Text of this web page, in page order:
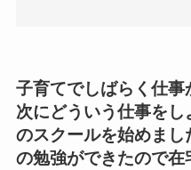
子育てでしばらく仕
次にどういう仕事をし
のスクールを始めま
の勉強ができたので